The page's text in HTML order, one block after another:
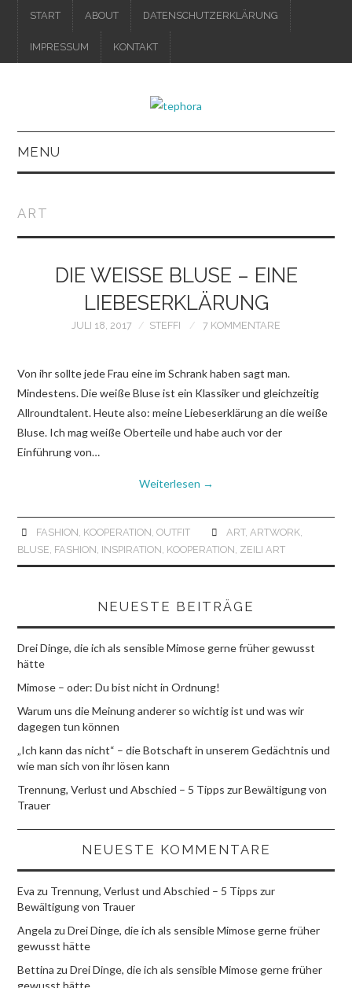
START ABOUT DATENSCHUTZERKLÄRUNG
IMPRESSUM KONTAKT
MENU
ART
DIE WEISSE BLUSE – EINE L
IEBESERKLÄRUNG
JULI 18, 2017 STEFFI 7 KOMMENTARE
Von ihr sollte jede Frau eine im Schrank haben sagt man.
Mindestens. Die weiße Bluse ist ein Klassiker und gleichzeitig
Allroundtalent. Heute also: meine Liebeserklärung an die weiße
Bluse. Ich mag weiße Oberteile und habe auch vor der
Einführung von…
Weiterlesen →
FASHION, KOOPERATION, OUTFIT ART, ARTWORK,
BLUSE, FASHION, INSPIRATION, KOOPERATION, ZEILI ART
NEUESTE BEITRÄGE
Drei Dinge, die ich als sensible Mimose gerne früher gewusst
hätte
Mimose – oder: Du bist nicht in Ordnung!
Warum uns die Meinung anderer so wichtig ist und was wir
dagegen tun können
„Ich kann das nicht“ – die Botschaft in unserem Gedächtnis und
wie man sich von ihr lösen kann
Trennung, Verlust und Abschied – 5 Tipps zur Bewältigung von
Trauer
NEUESTE KOMMENTARE
Eva zu Trennung, Verlust und Abschied – 5 Tipps zur
Bewältigung von Trauer
Angela zuDrei Dinge, die ich als sensible Mimose gerne früher
gewusst hätte
Bettina zuDrei Dinge, die ich als sensible Mimose gerne früher